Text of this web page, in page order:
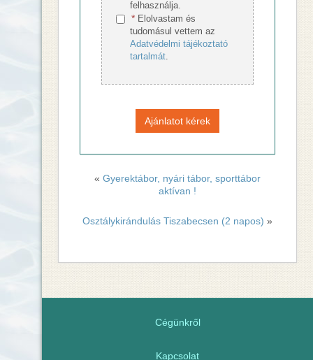
felhasználja.
* Elolvastam és
tudomásul vettem az
Adatvédelmi tájékoztató
tartalmát.
« Gyerektábor, nyári tábor, sporttábor
aktívan !
Osztálykirándulás Tiszabecsen (2 napos) »
Cégünkről
Kapcsolat